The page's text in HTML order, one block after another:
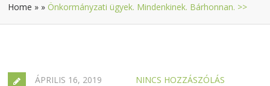
Home » » Önkormányzati ügyek. Mindenkinek. Bárhonnan. >>
ÁPRILIS 16, 2019 NINCS HOZZÁSZÓLÁS